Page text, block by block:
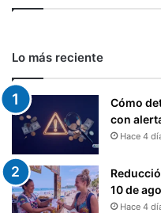
Lo más reciente
Cómo
con
Hace 4
10 de
Hace 4